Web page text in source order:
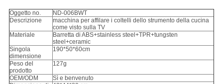
Oggetto no.
ND-006BWT
Descrizione
macchina per affilare i coltelli dello strumento della cucina
come visto sulla TV
Materiale
Barretta di ABS+stainless steel+TPR+tungsten
steel+ceramic
Singola
dimensione
190*50*60cm
Peso del
prodotto
127g
OEM/ODM
Sì e benvenuto